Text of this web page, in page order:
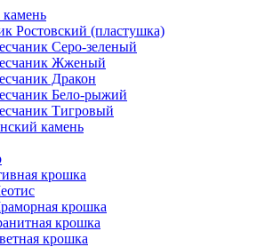
Ростовский (пластушка)
Серо-зеленый
Жженый
Дракон
Бело-рыжий
Тигровый
камень
крошка
крошка
крошка
крошка